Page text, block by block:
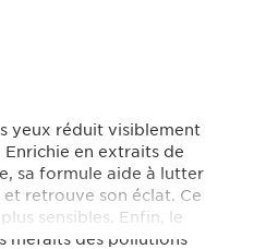
yeux réduit visiblement
en extraits de
sa formule aide à lutter
retrouve son éclat. Ce
sensibles. Enfin, le
méfaits des pollutions